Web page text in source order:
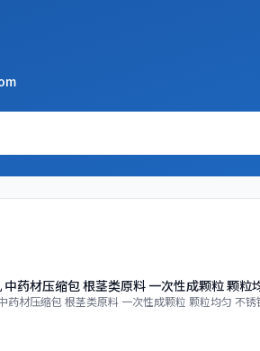
中药材压缩包 根茎类原料 一次性成颗粒 颗粒
药材压缩包 根茎类原料 一次性成颗粒 颗粒均匀 不